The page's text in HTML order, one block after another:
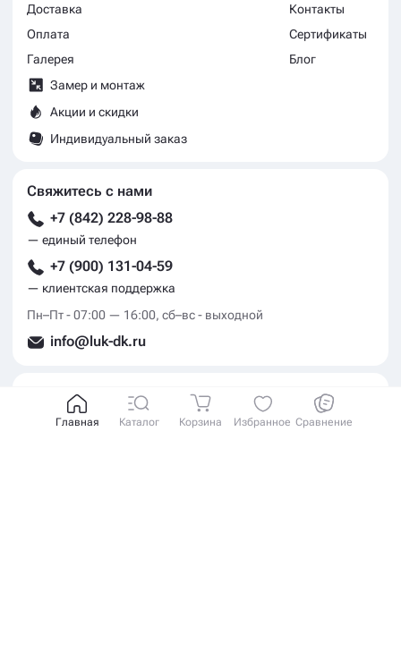
Главная Каталог Избранное Сравнение
Корзина
Доставка
Оплата
Галерея
Замер и монтаж
Акции и скидки
Индивидуальный заказ
Контакты
Сертификаты
Блог
Свяжитесь с нами
+7 (842) 228-98-88
— единый телефон
+7 (900) 131-04-59
— клиентская поддержка
Пн–Пт - 07:00 — 16:00, сб–вс - выходной
info@luk-dk.ru
Обратная связь